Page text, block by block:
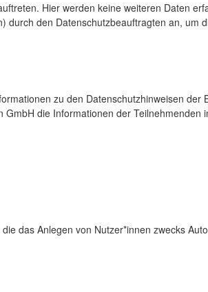
Hier werden keine weiteren Daten
den Datenschutzbeauftragten an, um
zu den Datenschutzhinweisen der
die Informationen der
das Anlegen von Nutzer*innen zwecks